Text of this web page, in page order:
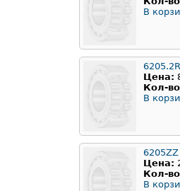
В
Цена:
Кол-
В
6205ZZ
Цена:
Кол-
В